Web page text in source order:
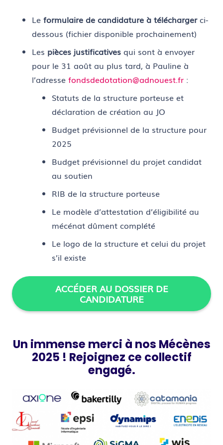
Le formulaire de candidature à téléchargerci-
dessous (fichier disponible prochainement)
Les pièces justificatives qui sont à envoyer
pour le 31 août au plus tard, à Pauline à
l’adresse fondsdedotation@adnouest.fr :
Statuts de la structure porteuse et
déclaration de création au JO
Budget prévisionnel de la structure pour
2025
Budget prévisionnel du projet candidat
au soutien
RIB de la structure porteuse
Le modèle d’attestation d’éligibilité au
mécénat dûment complété
Le logo de la structure et celui du projet
s’il existe
ACCÉDER AU DOSSIER DE
CANDIDATURE
Un immense merci à nos Mécènes
2025 ! Rejoignez ce collectif
engagé.